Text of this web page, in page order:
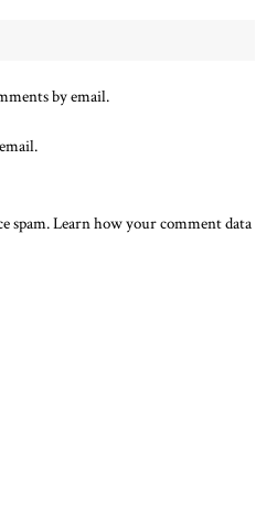
by email.
spam.Learn how your comment data